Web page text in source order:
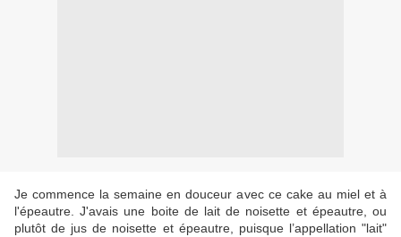
Je commence la semaine en douceur avec ce cake au miel et à
l'épeautre. J'avais une boite de lait de noisette et épeautre, ou
plutôt de jus de noisette et épeautre, puisque l’appellation "lait"